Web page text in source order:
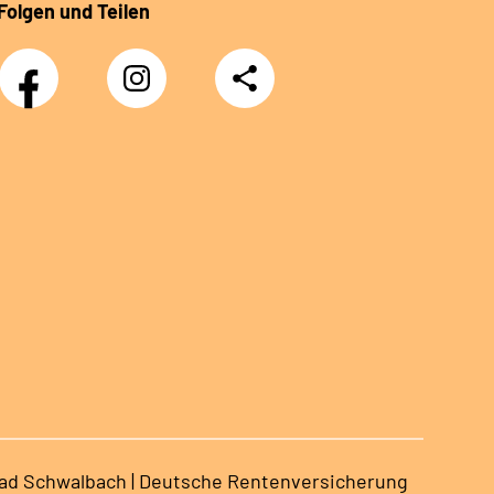
und Teilen
Facebook Instagram
Teilen
Schwalbach | Deutsche Rentenversicherung